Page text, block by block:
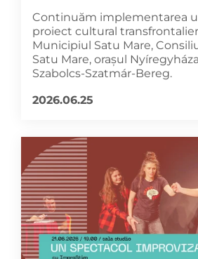
Continuăm implementarea
proiect cultural
Municipiul Satu Mare,
Satu Mare, orașul
Szabolcs-Szatmár-Bereg.
2026.06.25